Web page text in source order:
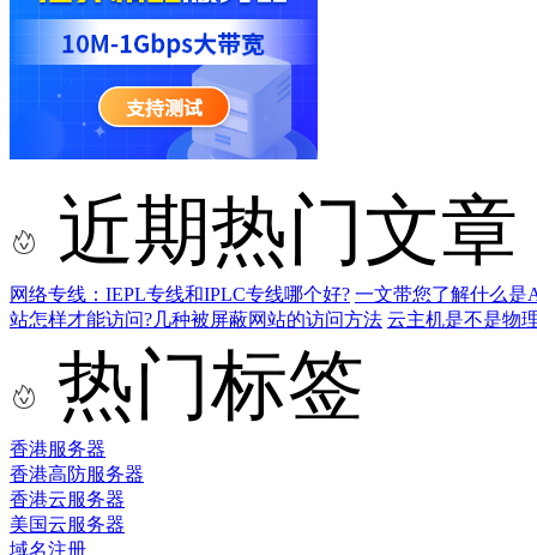
近期热门文章
网络专线：IEPL专线和IPLC专线哪个好? 一文带您了解什么是
站怎样才能访问?几种被屏蔽网站的访问方法 云主机是不是物
热门标签
香港服务器
香港高防服务器
香港云服务器
美国云服务器
域名注册